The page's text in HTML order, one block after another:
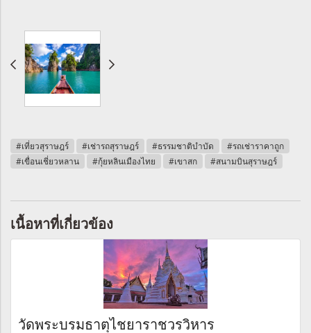
#เที่ยวสุราษฎร์ #เช่ารถสุราษฎร์ #ธรรมชาติบำบัด
#รถเช่าราคาถูก
#เขื่อนเชี่ยวหลาน
#กุ้ยหลินเมืองไทย #เขาสก #สนามบินสุราษฎร์
เนื้อหาที่เกี่ยวข้อง
วัดพระบรมธาตุไชยาราชวรวิหาร